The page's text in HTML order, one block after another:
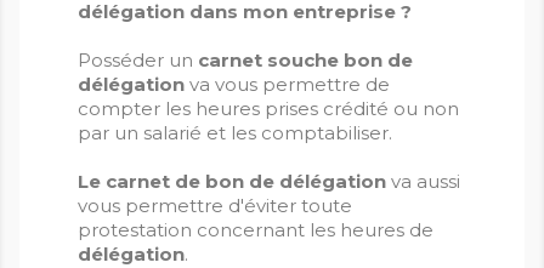
délégation dans mon entreprise ?
Posséder un carnet souche bon de
délégation va vous permettre de
compter les heures prises crédité ou non
par un salarié et les comptabiliser.
Le carnet de bon de délégation va aussi
vous permettre d'éviter toute
protestation concernant les heures de
délégation.